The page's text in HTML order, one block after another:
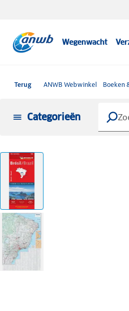
Wegenwacht
Terug ANWB Webwinkel Boeken
Categorieën